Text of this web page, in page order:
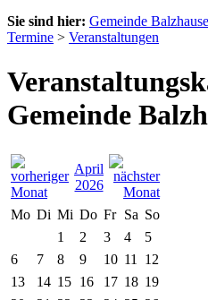
Sie sind hier: Gemeinde
Termine > Veranstaltungen
Gemeinde
April
2026
Mo Di Mi Do Fr Sa So
1
2 3 4
5
6
7 8 9 10 11
12
13
14 15 16 17 18 19